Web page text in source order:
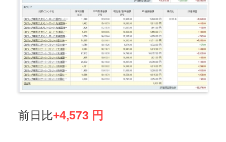
前日比+4,573 円